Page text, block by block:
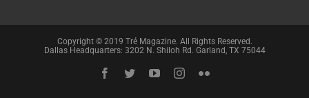
Copyright © 2019 Trẻ Magazine. All Rights Reserved.
Dallas Headquarters: 3202 N. Shiloh Rd. Garland, TX 75044
Facebook
TwitterYouTubeInstagram
Flickr